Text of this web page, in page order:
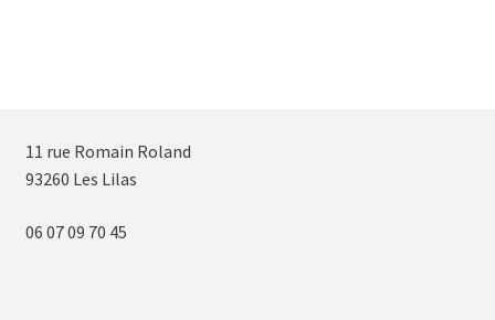
11 rue Romain Roland
93260 Les Lilas
06 07 09 70 45